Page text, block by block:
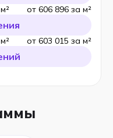
от 606 896 за м²
от 603 015 за м²